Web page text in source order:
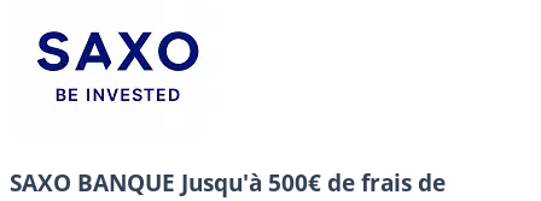
SAXO BANQUE Jusqu'à 500€ de frais de